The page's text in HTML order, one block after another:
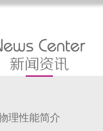
理性能简介